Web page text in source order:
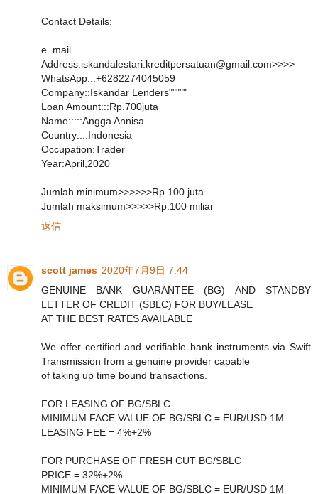
Contact Details:
e_mail
Address:iskandalestari.kreditpersatuan@gmail.com>>>>
WhatsApp:::+6282274045059
Company::Iskandar Lenders"""""
Loan Amount:::Rp.700juta
Name:::::Angga Annisa
Country::::Indonesia
Occupation:Trader
Year:April,2020
Jumlah minimum>>>>>>Rp.100 juta
Jumlah maksimum>>>>>Rp.100 miliar
返信
scott james 2020年7月9日 7:44
GENUINE BANK GUARANTEE (BG) AND STANDBY
LETTER OF CREDIT (SBLC) FOR BUY/LEASE
AT THE BEST RATES AVAILABLE
We offer certified and verifiable bank instruments via Swift
Transmission from a genuine provider capable
of taking up time bound transactions.
FOR LEASING OF BG/SBLC
MINIMUM FACE VALUE OF BG/SBLC = EUR/USD 1M
LEASING FEE = 4%+2%
FOR PURCHASE OF FRESH CUT BG/SBLC
PRICE = 32%+2%
MINIMUM FACE VALUE OF BG/SBLC = EUR/USD 1M